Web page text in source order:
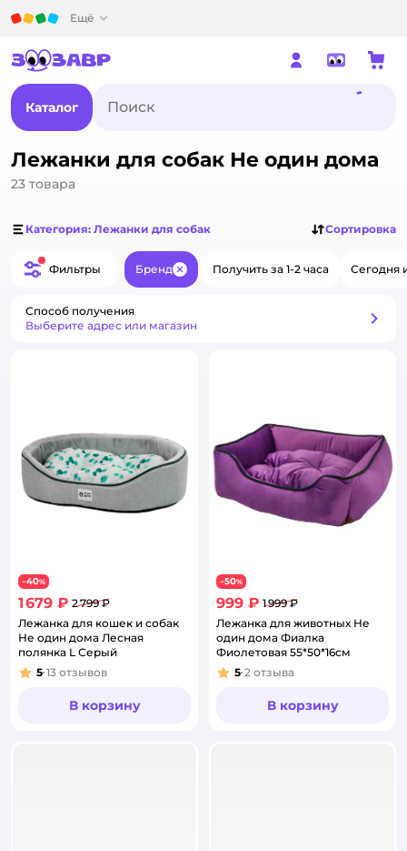
Ещё
Каталог
Лежанки для собак Не один дома
23 товара
Категория: Лежанки для собак Сортировка
Фильтры Бренд ЗакрытьПолучить за 1-2 часа Сегодня
Способ получения
Выберите адрес или магазин
−40%
1 679 ₽ 2 799 ₽
Лежанка для кошек и собак
Не один дома Лесная
полянка L Серый
Рейтинг:
5 13 отзывов
В корзину
−50%
999 ₽ 1 999 ₽
Лежанка для животных Не
один дома Фиалка
Фиолетовая 55*50*16см
Рейтинг:
5 2 отзыва
В корзину